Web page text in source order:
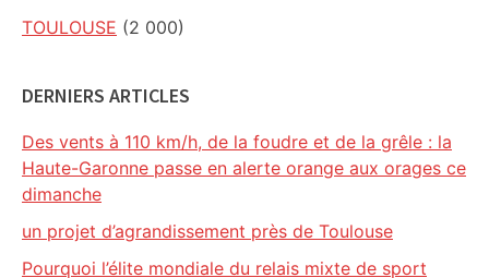
TOULOUSE (2 000)
DERNIERS ARTICLES
Des vents à 110 km/h, de la foudre et de la grêle : la
Haute-Garonne passe en alerte orange aux orages ce
dimanche
un projet d’agrandissement près de Toulouse
Pourquoi l’élite mondiale du relais mixte de sport